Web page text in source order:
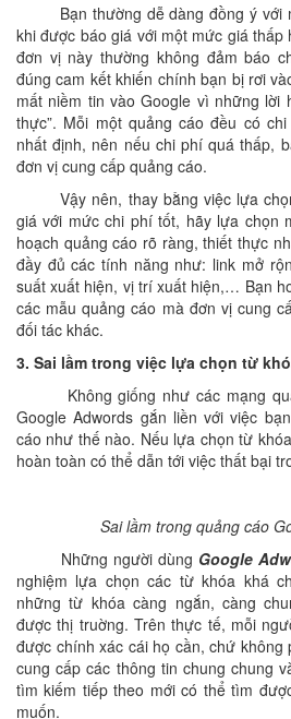
Bạn thường dễ dàng đồng ý với
khi được báo giá với một mức giá thấp
đơn vị này thường không đảm báo
đúng cam kết khiến chính bạn bị rơi
mất niềm tin vào Google vì những lời
thực”. Mỗi một quảng cáo đều có
nhất định, nên nếu chi phí quá thấp,
đơn vị cung cấp quảng cáo.
Vậy nên, thay bằng việc lựa
giá với mức chi phí tốt, hãy lựa chọn
hoạch quảng cáo rõ ràng, thiết thực
đầy đủ các tính năng như: link mở
suất xuất hiện, vị trí xuất hiện,… Bạn
các mẫu quảng cáo mà đơn vị cung
đối tác khác.
3. Sai lầm trong việc lựa chọn từ
Không giống như các mạng
Google Adwords gắn liền với việc
cáo như thế nào. Nếu lựa chọn từ
hoàn toàn có thể dẫn tới việc thất bại
Sai lầm trong quảng cáo
Những người dùng Google
nghiệm lựa chọn các từ khóa khá
những từ khóa càng ngắn, càng
được thị truờng. Trên thực tế, mỗi
được chính xác cái họ cần, chứ không
cung cấp các thông tin chung chung
tìm kiếm tiếp theo mới có thể tìm
muốn.